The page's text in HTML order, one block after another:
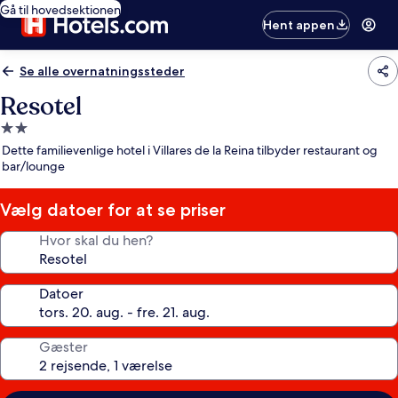
Gå til hovedsektionen
Hent appen
Se alle overnatningssteder
Resotel
2.0-
stjernet
overnatningssted
Dette familievenlige hotel i Villares de la Reina tilbyder restaurant og
bar/lounge
Vælg datoer for at se priser
Hvor skal du hen?
Datoer
Gæster